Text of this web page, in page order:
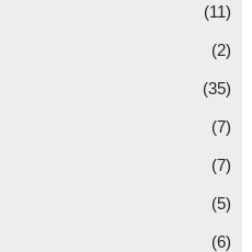
(11)
(2)
(35)
(7)
(7)
(5)
(6)